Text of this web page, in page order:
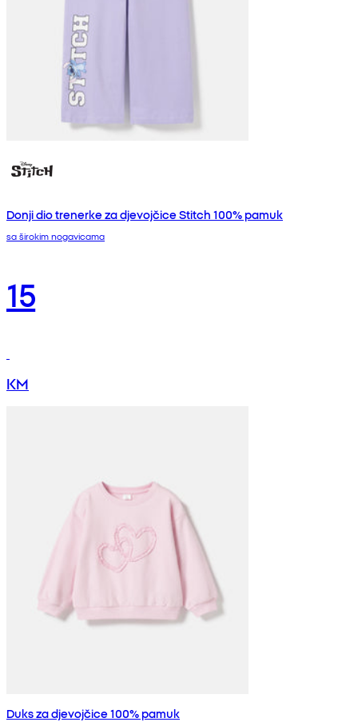
Donji dio trenerke za djevojčice Stitch 100% pamuk
sa širokim nogavicama
15
KM
Duks za djevojčice 100% pamuk